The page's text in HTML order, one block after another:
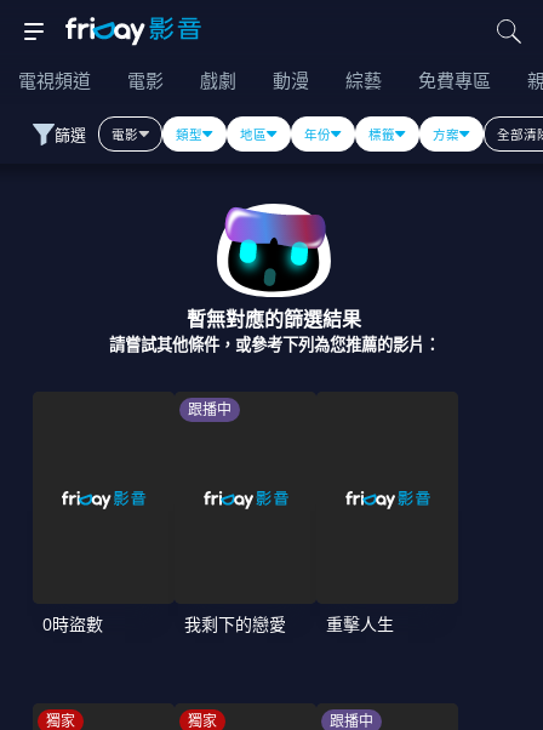
電視頻道 電影 戲劇 動漫 綜藝 免費專區
篩選 電影 類型 地區 年份 標籤 方案 全部清
暫無對應的篩選結果
請嘗試其他條件，或參考下列為您推薦的影片：
0時盜數
跟播中
我剩下的戀愛 重擊人生
獨家 獨家 跟播中